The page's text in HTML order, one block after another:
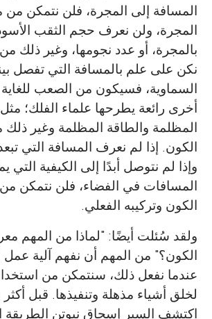
المسافة إلى المجرة، فلن نتمكن
المجرة، ولن نعرف حجم الثقب
بالمجرة، أو عدد نجومها، وغير ذلك من
نكن على علم بالمسافة التي تفصل
السماوية، فسيكون من الصعب للغاية
أخرى رائعة يطرحها علماء الفلك؛
المظلمة والطاقة المظلمة وغير ذلك
الكون. إذا لم نعرف المسافة التي
وإذا لم نتوصل أبدًا إلى الكيفية التي
المسافات في الفضاء، فلن نتمكن
الكون وتركيبه الفعلي.
ولقد سُئلت أيضًا: "لماذا من المهم
الكون؟" من المهم أن نفهم آلية عمل
عندما نفعل ذلك، سنتمكن من
اكتشف السير إسحاق نيوتن الطريقة